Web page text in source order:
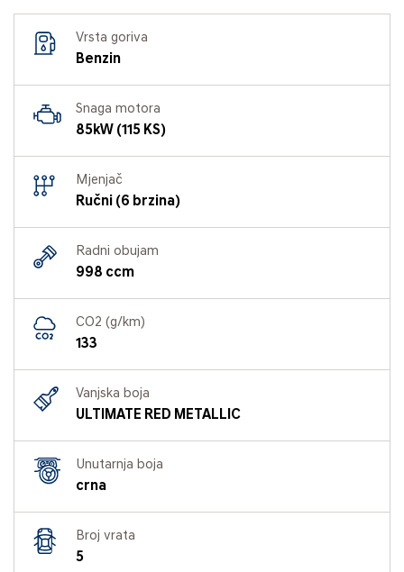
Vrsta goriva
Benzin
Snaga motora
85kW (115 KS)
Mjenjač
Ručni (6 brzina)
Radni obujam
998 ccm
CO2 (g/km)
133
Vanjska boja
ULTIMATE RED METALLIC
Unutarnja boja
crna
Broj vrata
5